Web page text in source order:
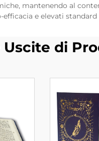
mantenendo al
efficacia e elevati
Uscite di